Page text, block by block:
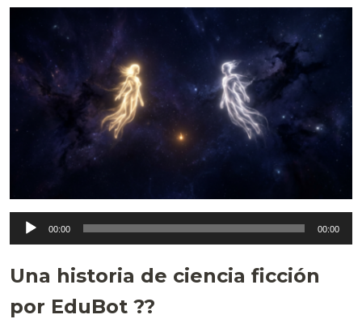
00:00 00:00
Una historia de ciencia ficción
por EduBot ??